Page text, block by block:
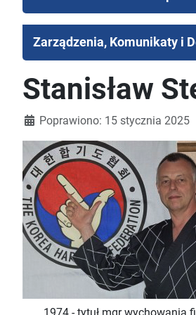
Zarządzenia, Komunikaty i
Stanisław
Poprawiono: 15 stycznia 2025